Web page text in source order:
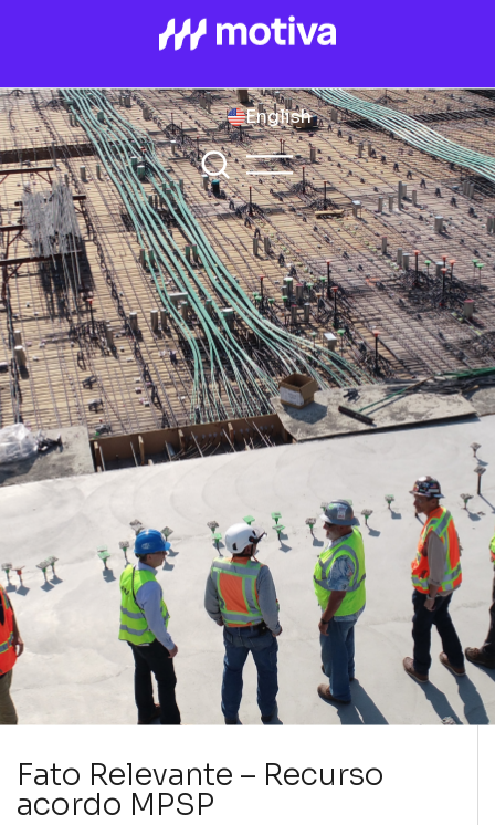
English
Fato Relevante – Recurso
acordo MPSP